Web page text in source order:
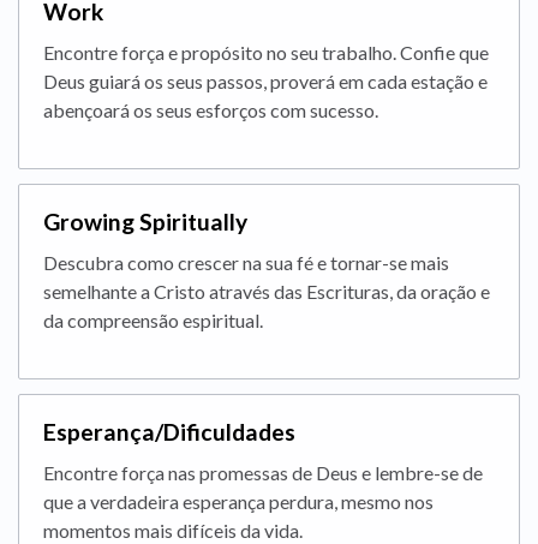
Work
Encontre força e propósito no seu trabalho. Confie que
Deus guiará os seus passos, proverá em cada estação e
abençoará os seus esforços com sucesso.
Growing Spiritually
Descubra como crescer na sua fé e tornar-se mais
semelhante a Cristo através das Escrituras, da oração e
da compreensão espiritual.
Esperança/Dificuldades
Encontre força nas promessas de Deus e lembre-se de
que a verdadeira esperança perdura, mesmo nos
momentos mais difíceis da vida.